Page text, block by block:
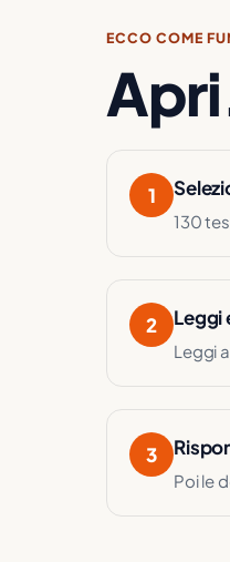
ECCO COME
1
130
2 Leggi
Leggi
3
Poi le